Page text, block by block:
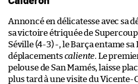
Annoncé en délicatesse avec sa
sa victoire étriquée de
Séville (4-3) -, le Barça entame sa
déplacementscaliente. Le
pelouse de San Mamés, laisse
plus tard à une visite du Vicente-